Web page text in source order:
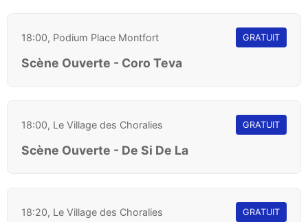
18:00, Podium Place Montfort GRATUIT
Scène Ouverte - Coro Teva
18:00, Le Village des Choralies GRATUIT
Scène Ouverte - De Si De La
18:20, Le Village des Choralies GRATUIT